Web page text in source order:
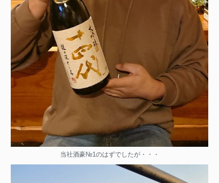
当社酒豪№1のはずでしたが・・・